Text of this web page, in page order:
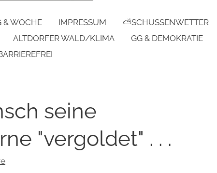
& WOCHE IMPRESSUM
⛅SCHUSSENWETTER
ALTDORFER WALD/KLIMA
GG & DEMOKRATIE
seine
"vergoldet" . . .